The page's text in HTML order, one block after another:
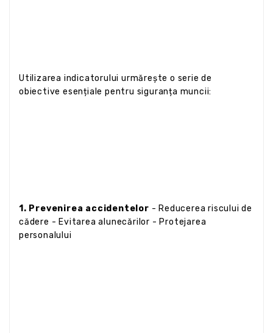
Utilizarea indicatorului urmărește o serie de
obiective esențiale pentru siguranța muncii:
1. Prevenirea accidentelor - Reducerea riscului de
cădere - Evitarea alunecărilor - Protejarea
personalului